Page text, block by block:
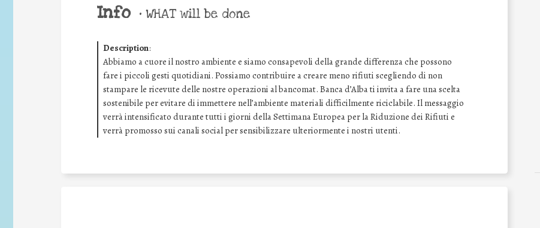
Info • WHAT will be done
Description:
Abbiamo a cuore il nostro ambiente e siamo consapevoli della grande differenza che possono
fare i piccoli gesti quotidiani. Possiamo contribuire a creare meno rifiuti scegliendo di non
stampare le ricevute delle nostre operazioni al bancomat. Banca d’Alba ti invita a fare una scelta
sostenibile per evitare di immettere nell’ambiente materiali difficilmente riciclabile. Il messaggio
verrà intensificato durante tutti i giorni della Settimana Europea per la Riduzione dei Rifiuti e
verrà promosso sui canali social per sensibilizzare ulteriormente i nostri utenti.